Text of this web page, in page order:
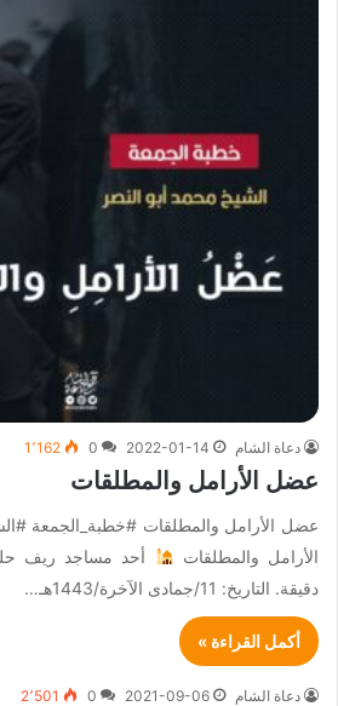
دعاة الشام 2022-01-14
0 1٬162
عضل الأرامل والمطلقات
عضل الأرامل والمطلقات #خطبة_الجمعة
الأرامل والمطلقات
دقيقة. التاريخ: 11/جمادى الآخرة/1443هـ…
أكمل القراءة »
دعاة الشام 2021-09-06
0 2٬501